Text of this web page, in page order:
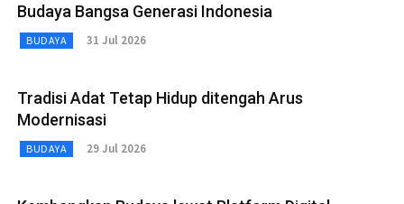
Budaya Bangsa Generasi Indonesia
BUDAYA 31 Jul 2026
Tradisi Adat Tetap Hidup ditengah Arus
Modernisasi
BUDAYA 29 Jul 2026